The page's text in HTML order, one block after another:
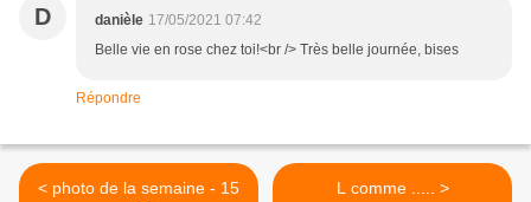
D danièle 17/05/2021 07:42
Belle vie en rose chez toi!<br /> Très belle journée, bises
Répondre
< photo de la semaine - 15
L comme ..... >